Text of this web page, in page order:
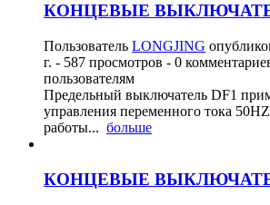
КОНЦЕВЫЕ
Пользователь LONGJING
г. - 587 просмотров - 0
пользователям
Предельный выключатель DF1
управления переменного тока
работы... больше
КОНЦЕВЫЕ